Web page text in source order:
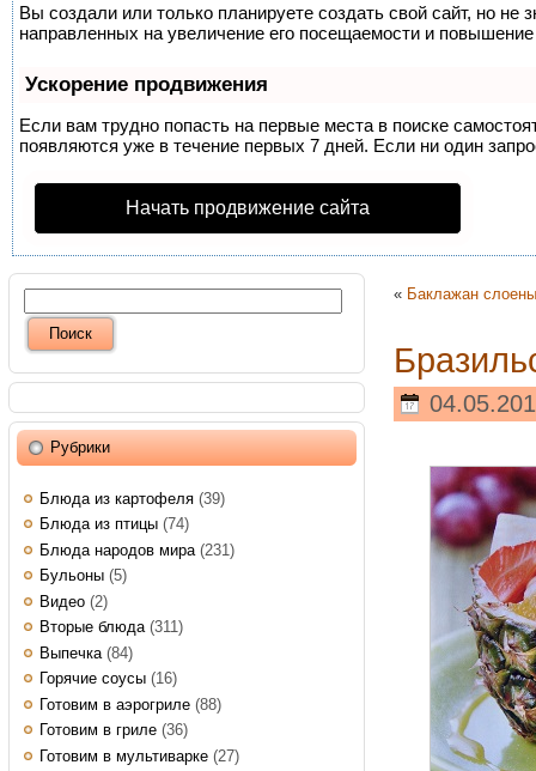
Вы создали или только планируете создать свой сайт, но не
направленных на увеличение его посещаемости и
Ускорение продвижения
Если вам трудно попасть на первые места в поиске
появляются уже в течение первых 7 дней. Если ни один
Начать продвижение сайта
Рубрики
Блюда из картофеля (39)
Блюда из птицы (74)
Блюда народов мира (231)
Бульоны (5)
Видео (2)
Вторые блюда(311)
Выпечка (84)
Горячие соусы (16)
Готовим в аэрогриле (88)
Готовим в гриле (36)
Готовим в мультиварке (27)
« Баклажан